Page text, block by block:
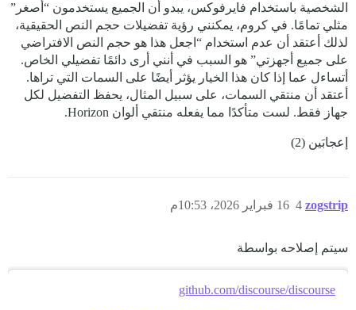
الشخصية باستخدام فايرفوكس، يبدو أن الجميع يستخدمون “أصغر”
مثلي تمامًا. في كروم، يمكنني رؤية تفضيلات حجم النص الحقيقية،
لذلك أعتقد أن عدم استخدام “اجعل هذا هو حجم النص الافتراضي
على جميع أجهزتي” هو السبب في أنني أرى دائمًا تفضيلي الخاص.
أتساءل عما إذا كان هذا الخيار يؤثر أيضًا على السمات التي تراها.
أعتقد أن منتقي السمات، على سبيل المثال، يحفظ التفضيل لكل
جهاز فقط. لست متأكدًا مما يفعله منتقي ألوان Horizon.
إعجابَين (2)
zogstrip 16 فبراير 2026، 10:53م 4
سيتم إصلاحه بواسطة
github.com/discourse/discourse